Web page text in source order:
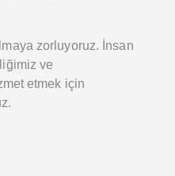
zorluyoruz. İnsan
ve
etmek için